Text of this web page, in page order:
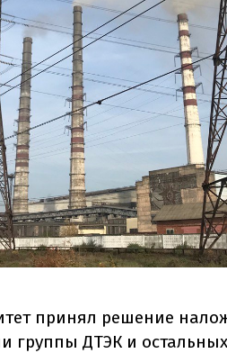
принял решение
группы ДТЭК и